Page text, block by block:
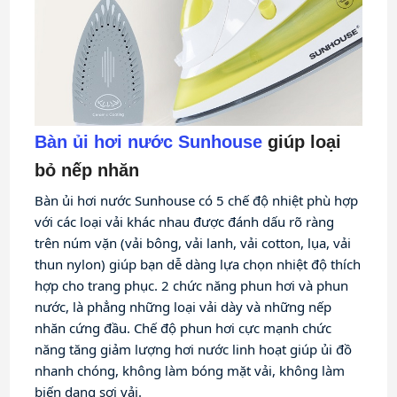
Bàn ủi hơi nước Sunhouse giúp loại
bỏ nếp nhăn
Bàn ủi hơi nước Sunhouse có 5 chế độ nhiệt phù hợp
với các loại vải khác nhau được đánh dấu rõ ràng
trên núm vặn (vải bông, vải lanh, vải cotton, lụa, vải
thun nylon) giúp bạn dễ dàng lựa chọn nhiệt độ thích
hợp cho trang phục. 2 chức năng phun hơi và phun
nước, là phẳng những loại vải dày và những nếp
nhăn cứng đầu. Chế độ phun hơi cực mạnh chức
năng tăng giảm lượng hơi nước linh hoạt giúp ủi đồ
nhanh chóng, không làm bóng mặt vải, không làm
biến dạng sợi vải.